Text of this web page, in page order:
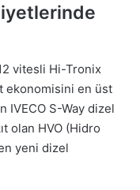
vitesli Hi-Tronix
ekonomisini en üst
IVECO S-Way dizel
olan HVO (Hidro
yeni dizel